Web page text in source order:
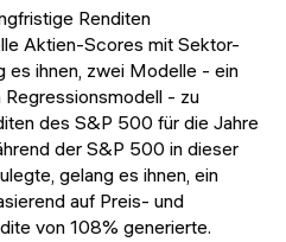
Renditen
Aktien-Scores mit Sektor-
es ihnen, zwei Modelle - ein
- zu
des S&P 500 für die Jahre
der S&P 500 in dieser
gelang es ihnen, ein
auf Preis- und
von 108% generierte.